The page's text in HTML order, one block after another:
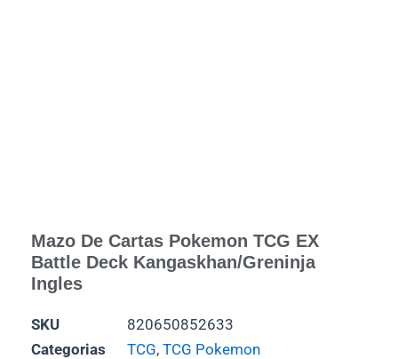
Mazo De Cartas Pokemon TCG EX
Battle Deck Kangaskhan/Greninja
Ingles
SKU
820650852633
Categorias
TCG, TCG Pokemon